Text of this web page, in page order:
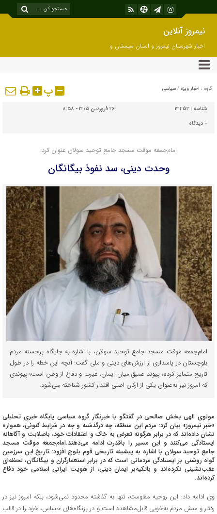
نیمروز آنلاین
اخبار شهرستان نیمروز و استان سیستان و
بلوچستان
گروه : اخبار ویژه / سیاسی پ
شناسه : 13453
۲۶ فروردین ۱۴۰۵ - ۸:۵۸
۰ دیدگاه
امام‌جمعه موقت مسجد جامع توحید سولان عنوان کرد:
وحدت دینی، سد نفوذ بیگانگان
امام‌جمعه موقت مسجد جامع توحید سولان، با اشاره به جایگاه برجسته مردم
بلوچستان در پاسداری از ارزش‌های دینی و ملی گفت: آنچه این خطه را در طول
تاریخ متمایز کرده، پیوند عمیق میان ایمان، غیرت و دفاع از وطن است؛ پیوندی
که امروز نیز به‌عنوان یکی از ارکان اصلی اقتدار کشور شناخته می‌شود.
مولوی الهی بخش صالحی در گفتگو با خبرنگار گروه سیاسی پایگاه خبری تحلیلی
«خبر نیمروز» بیان کرد: مردم این منطقه، چه درگذشته و چه در شرایط کنونی، همواره
نشان داده‌اند که در برابر هرگونه تعرض به خاک و اعتقادات خود، باصلابت و آگاهانه
ایستادگی می‌کنند و این مسیر را باقدرت ادامه می‌دهند.امام‌جمعه موقت مسجد
جامع توحید سولان با اشاره به پیشینه تاریخی قوم بلوچ افزود: تاریخ این سرزمین
گواه روشنی بر ایستادگی مردمانی است که در برابر استعمارگران و بیگانگان، لحظه‌ای
عقب‌نشینی نکرده‌اند و باتکیه‌بر ایمان دینی، از هویت ایرانی اسلامی خود دفاع
کرده‌اند.
وی ادامه داد: این روحیه مقاومت، تنها به گذشته محدود نمی‌شود، بلکه امروز نیز در
رفتار و منش مردم به‌خوبی قابل‌مشاهده است و در بزنگاه‌های حساس، خود را در قالب